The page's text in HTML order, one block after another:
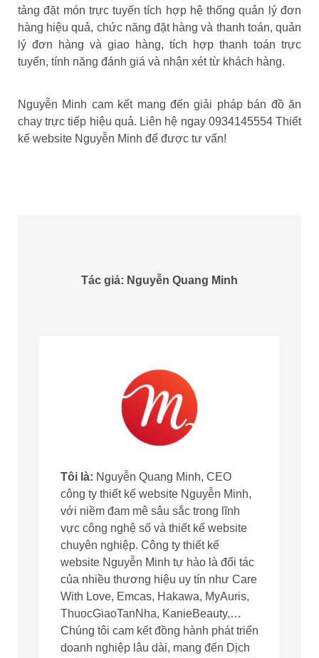
tảng đặt món trực tuyến tích hợp hệ thống quản lý đơn
hàng hiệu quả, chức năng đặt hàng và thanh toán, quản
lý đơn hàng và giao hàng, tích hợp thanh toán trực
tuyến, tính năng đánh giá và nhận xét từ khách hàng.
Nguyễn Minh cam kết mang đến giải pháp bán đồ ăn
chay trực tiếp hiệu quả. Liên hệ ngay 0934145554 Thiết
kế website Nguyễn Minh để được tư vấn!
Tác giả: Nguyễn Quang Minh
Tôi là: Nguyễn Quang Minh, CEO
công ty thiết kế website Nguyễn Minh,
với niềm đam mê sâu sắc trong lĩnh
vực công nghệ số và thiết kế website
chuyên nghiệp. Công ty thiết kế
website Nguyễn Minh tự hào là đối tác
của nhiều thương hiệu uy tín như Care
With Love, Emcas, Hakawa, MyAuris,
ThuocGiaoTanNha, KanieBeauty,…
Chúng tôi cam kết đồng hành phát triển
doanh nghiệp lâu dài, mang đến Dịch